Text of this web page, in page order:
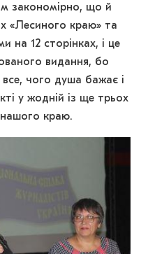
закономірно, що й
«Лесиного краю» та
на 12 сторінках, і це
видання, бо
все, чого душа бажає і
у жодній із ще трьох
нашого краю.